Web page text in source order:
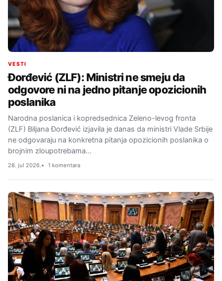
VESTI
Đorđević (ZLF): Ministri ne smeju da
odgovore ni na jedno pitanje opozicionih
poslanika
Narodna poslanica i kopredsednica Zeleno-levog fronta
(ZLF) Biljana Đorđević izjavila je danas da ministri Vlade Srbije
ne odgovaraju na konkretna pitanja opozicionih poslanika o
brojnim zloupotrebama…
28. jul 2026. 1 komentara